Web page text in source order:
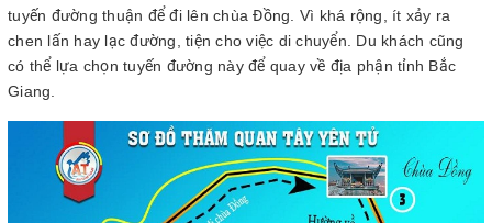
tuyến đường thuận để đi lên chùa Đồng. Vì khá rộng, ít xảy ra
chen lấn hay lạc đường, tiện cho việc di chuyển. Du khách cũng
có thể lựa chọn tuyến đường này để quay về địa phận tỉnh Bắc
Giang.